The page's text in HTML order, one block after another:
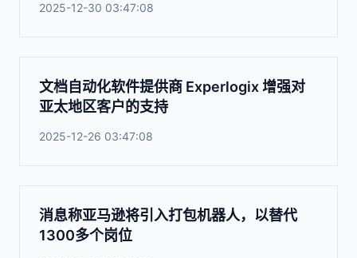
2025-12-30 03:47:08
文档自动化软件提供商 Experlogix 增强对
亚太地区客户的支持
2025-12-26 03:47:08
消息称亚马逊将引入打包机器人，以替代
1300多个岗位